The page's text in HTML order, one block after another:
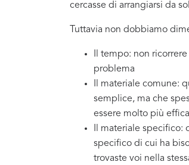
cercasse di arrangiarsi da
Tuttavia non dobbiamo
Il tempo: non
problema
Il materiale comune:
semplice, ma che
essere molto più
Il materiale specifico:
specifico di cui ha
trovaste voi nella